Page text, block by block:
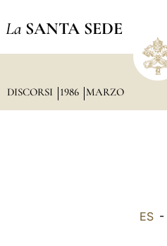
La SANTA SEDE
DISCORSI 1986 MARZO
ES-